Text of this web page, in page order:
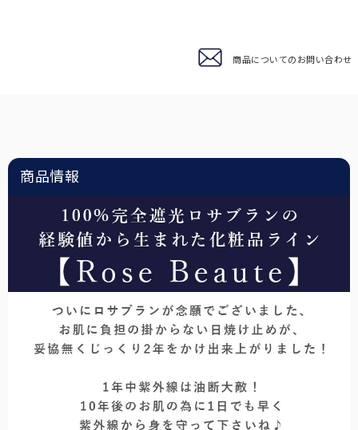
2段折りショート
ショートサイズ
ミドルサイズ
ショートの次に大きく、雨の日でも安心の大きめサイズです。
マスク/フェイスガード
サッと着用するだけでお顔周りをしっかり遮光します。
インナー
普段着の下に着るだけで、UVを98%以上カットします。
スキンケア
日傘メーカーの経験値を活かした、無添加スキンケアシリーズ。
商品についてのお問い合わせ